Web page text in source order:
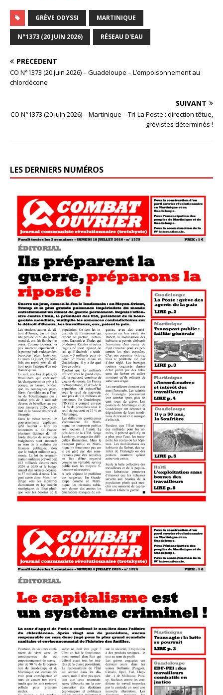
GRÈVE ODYSSI MARTINIQUE
N°1373 (20 JUIN 2026) RÉSEAU D'EAU
PRÉCÉDENT
CO N°1373 (20 juin 2026) – Guadeloupe – L’empoisonnement au
chlordécone
SUIVANT
CO N°1373 (20 juin 2026) – Martinique – Tri-La Poste : direction têtue,
grévistes déterminés !
LES DERNIERS NUMÉROS